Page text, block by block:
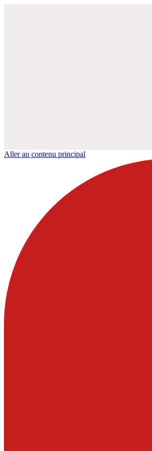
Aller au contenu principal